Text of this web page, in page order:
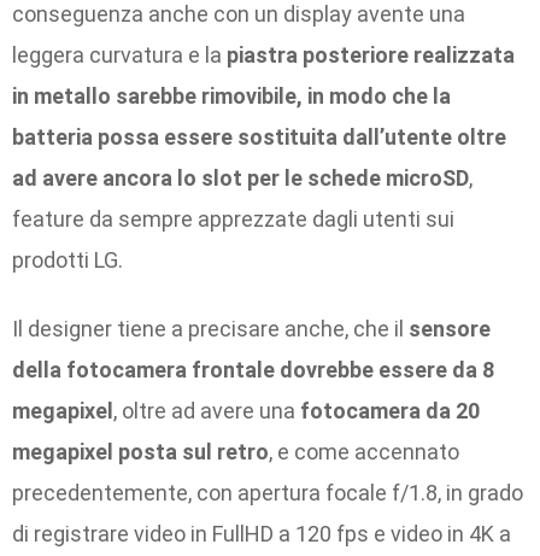
conseguenza anche con un display avente una
leggera curvatura e la piastra posteriore realizzata
in metallo sarebbe rimovibile, in modo che la
batteria possa essere sostituita dall’utente oltre
ad avere ancora lo slot per le schede microSD,
feature da sempre apprezzate dagli utenti sui
prodotti LG.
Il designer tiene a precisare anche, che il sensore
della fotocamera frontale dovrebbe essere da 8
megapixel, oltre ad avere una fotocamera da 20
megapixel posta sul retro, e come accennato
precedentemente, con apertura focale f/1.8, in grado
di registrare video in FullHD a 120 fps e video in 4K a